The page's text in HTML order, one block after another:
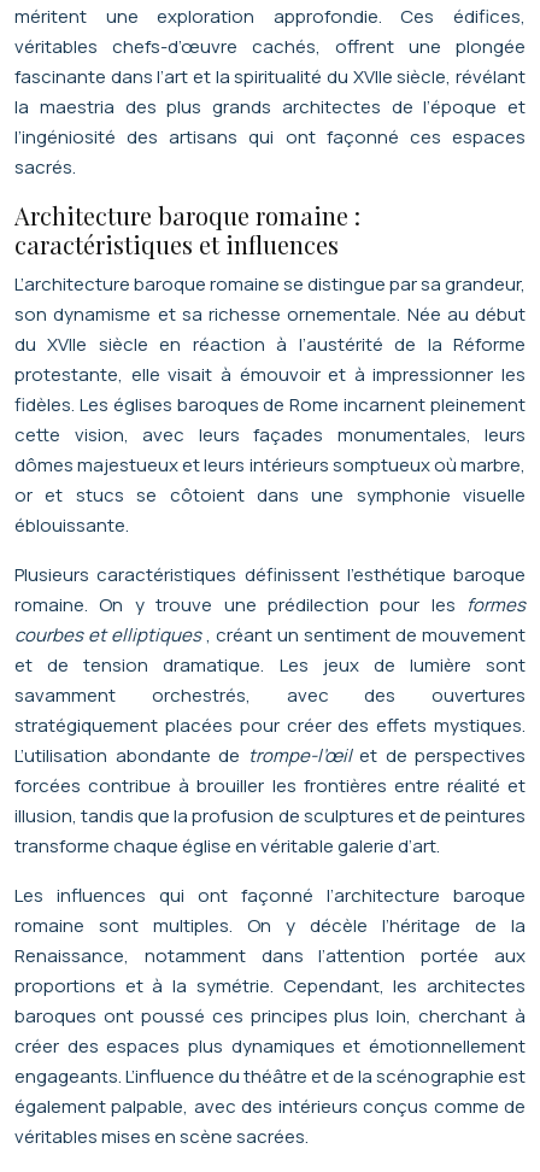
méritent une exploration approfondie. Ces édifices,
véritables chefs-d’œuvre cachés, offrent une plongée
fascinante dans l’art et la spiritualité du XVIIe siècle, révélant
la maestria des plus grands architectes de l’époque et
l’ingéniosité des artisans qui ont façonné ces espaces
sacrés.
Architecture baroque romaine :
caractéristiques et influences
L’architecture baroque romaine se distingue par sa grandeur,
son dynamisme et sa richesse ornementale. Née au début
du XVIIe siècle en réaction à l’austérité de la Réforme
protestante, elle visait à émouvoir et à impressionner les
fidèles. Les églises baroques de Rome incarnent pleinement
cette vision, avec leurs façades monumentales, leurs
dômes majestueux et leurs intérieurs somptueux où marbre,
or et stucs se côtoient dans une symphonie visuelle
éblouissante.
Plusieurs caractéristiques définissent l’esthétique baroque
romaine. On y trouve une prédilection pour les formes
courbes et elliptiques, créant un sentiment de mouvement
et de tension dramatique. Les jeux de lumière sont
savamment orchestrés, avec des ouvertures
stratégiquement placées pour créer des effets mystiques.
L’utilisation abondante de trompe-l’œil et de perspectives
forcées contribue à brouiller les frontières entre réalité et
illusion, tandis que la profusion de sculptures et de peintures
transforme chaque église en véritable galerie d’art.
Les influences qui ont façonné l’architecture baroque
romaine sont multiples. On y décèle l’héritage de la
Renaissance, notamment dans l’attention portée aux
proportions et à la symétrie. Cependant, les architectes
baroques ont poussé ces principes plus loin, cherchant à
créer des espaces plus dynamiques et émotionnellement
engageants. L’influence du théâtre et de la scénographie est
également palpable, avec des intérieurs conçus comme de
véritables mises en scène sacrées.